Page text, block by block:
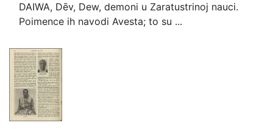
DAIWA, Dēv, Dew, demoni u Zaratustrinoj nauci.
Poimence ih navodi Avesta; to su ...